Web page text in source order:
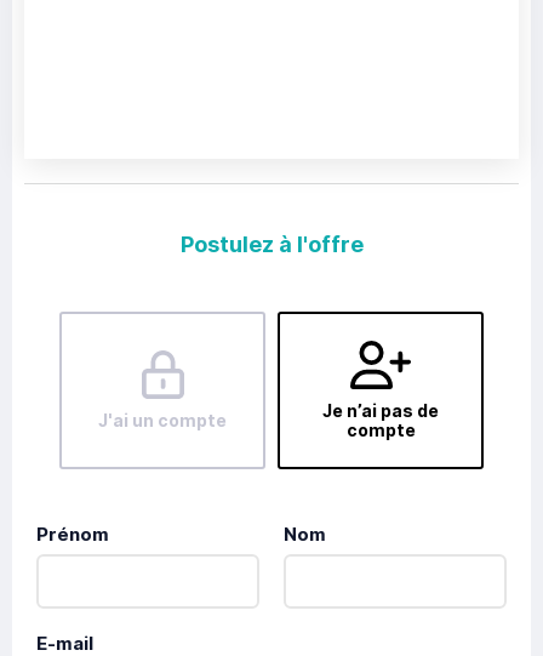
Postulez à l'offre
J'ai un compte
Je n’ai pas de
compte
Prénom Nom
E-mail